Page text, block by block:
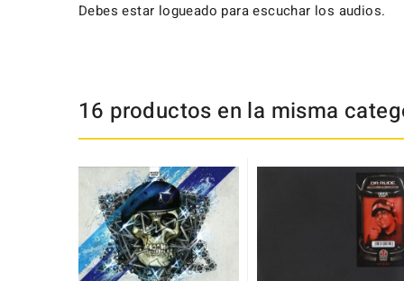
Debes estar logueado para escuchar los audios.
16 productos en la misma